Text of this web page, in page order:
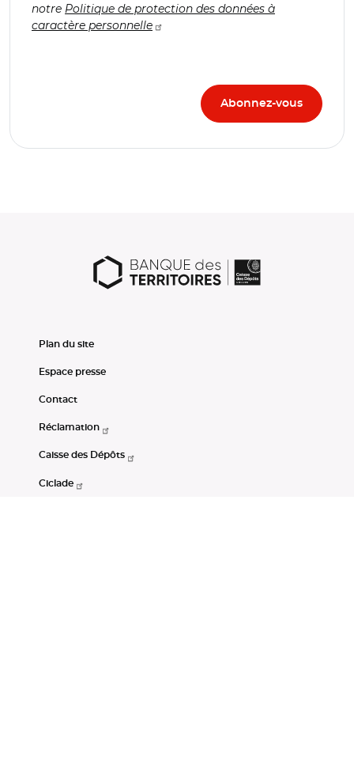
notre Politique de protection des données à
caractère personnelle
Plan du site
Espace presse
Contact
Réclamation
Caisse des Dépôts
Ciclade